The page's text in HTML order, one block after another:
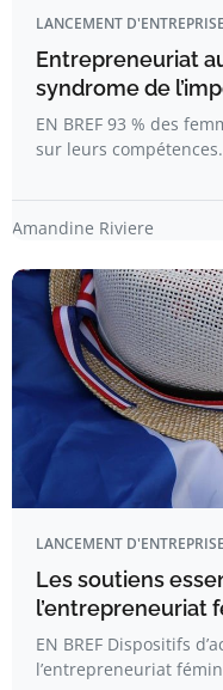
LANCEMENT D'ENTREPRISE
Entrepreneuriat
syndrome de
EN BREF 93 % des
sur leurs compétences.
Amandine Riviere
LANCEMENT D'ENTREPRISE
Les soutiens
l’entrepreneuriat
EN BREF Dispositifs
l’entrepreneuriat